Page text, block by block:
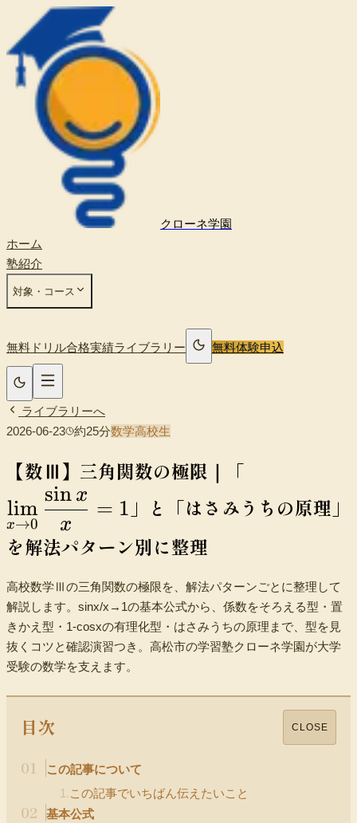
クローネ学園
ホーム
塾紹介
対象・コース
無料ドリル合格実績ライブラリー 無料体験申込
小学生（中学受験） 中学生高校生時間割
ライブラリーへ
2026-06-23
約25分数学高校生
【数Ⅲ】三角関数の極限｜「
x}{x}=1
x→0
lim
x
sin x
= 1 」と「はさみうちの原理」
を解法パターン別に整理
高校数学Ⅲの三角関数の極限を、解法パターンごとに整理して
解説します。sinx/x→1の基本公式から、係数をそろえる型・置
きかえ型・1-cosxの有理化型・はさみうちの原理まで、型を見
抜くコツと確認演習つき。高松市の学習塾クローネ学園が大学
受験の数学を支えます。
目次 CLOSE
01
この記事について
1 .この記事でいちばん伝えたいこと
02
基本公式